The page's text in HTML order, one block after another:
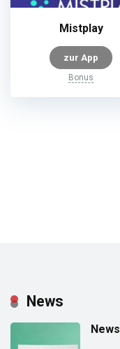
Mistplay
zur App
Bonus
News
News